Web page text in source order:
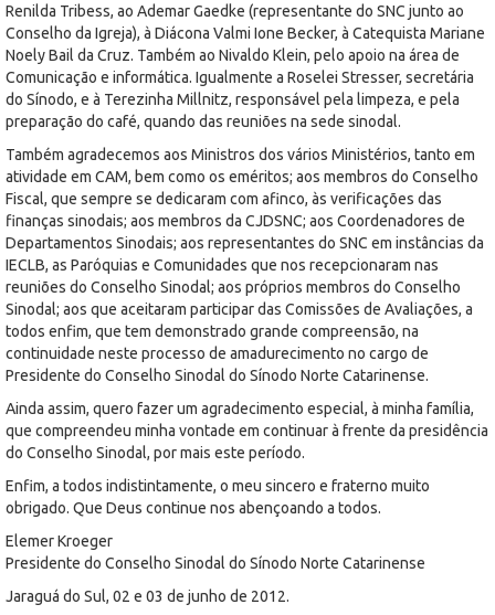
Renilda Tribess, ao Ademar Gaedke (representante do SNC junto ao
Conselho da Igreja), à Diácona Valmi Ione Becker, à Catequista Mariane
Noely Bail da Cruz. Também ao Nivaldo Klein, pelo apoio na área de
Comunicação e informática. Igualmente a Roselei Stresser, secretária
do Sínodo, e à Terezinha Millnitz, responsável pela limpeza, e pela
preparação do café, quando das reuniões na sede sinodal.
Também agradecemos aos Ministros dos vários Ministérios, tanto em
atividade em CAM, bem como os eméritos; aos membros do Conselho
Fiscal, que sempre se dedicaram com afinco, às verificações das
finanças sinodais; aos membros da CJDSNC; aos Coordenadores de
Departamentos Sinodais; aos representantes do SNC em instâncias da
IECLB, as Paróquias e Comunidades que nos recepcionaram nas
reuniões do Conselho Sinodal; aos próprios membros do Conselho
Sinodal; aos que aceitaram participar das Comissões de Avaliações, a
todos enfim, que tem demonstrado grande compreensão, na
continuidade neste processo de amadurecimento no cargo de
Presidente do Conselho Sinodal do Sínodo Norte Catarinense.
Ainda assim, quero fazer um agradecimento especial, à minha família,
que compreendeu minha vontade em continuar à frente da presidência
do Conselho Sinodal, por mais este período.
Enfim, a todos indistintamente, o meu sincero e fraterno muito
obrigado. Que Deus continue nos abençoando a todos.
Elemer Kroeger
Presidente do Conselho Sinodal do Sínodo Norte Catarinense
Jaraguá do Sul, 02 e 03 de junho de 2012.